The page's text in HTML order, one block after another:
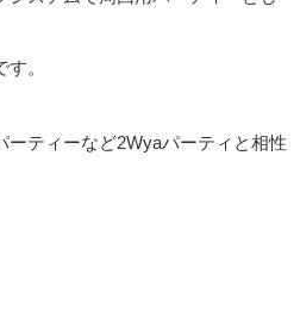
。
ーティーなど2Wyaパーティと相性